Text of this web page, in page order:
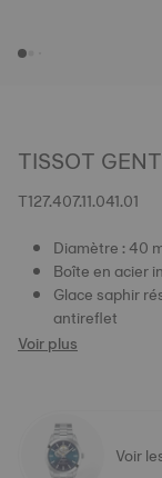
TISSOT
T127.407.11.041.01
Diamètre : 40
Boîte en acier
Glace saphir
antireflet
Voir plus
Voir